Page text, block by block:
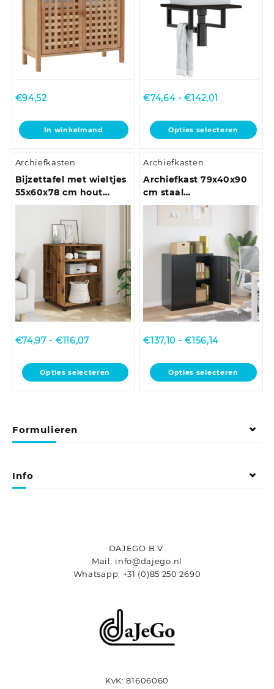
€94,52
In winkelmand
€74,64 - €142,01
tot
€142,01
Opties selecteren
Dit
product
meerdere
variaties.
Deze
optie
gekozen
worden
productpagina
Archiefkasten
Bijzettafel met wieltjes
55x60x78 cm hout
artisanaal eikenkleur
€74,97 - €116,07Prijsklasse:
tot
€116,07
Opties selecteren
Dit
product
Deze
optie
gekozen
Archiefkasten
Archiefkast 79x40x90
cm staal
antracietkleurig
€137,10 - €156,14Prijsklasse:
tot
€156,14
Opties selecteren
Dit
product
Formulieren
Info
DAJEGO B.V.
Mail: info@dajego.nl
Whatsapp: +31 (0)85 250 2690
KvK: 81606060